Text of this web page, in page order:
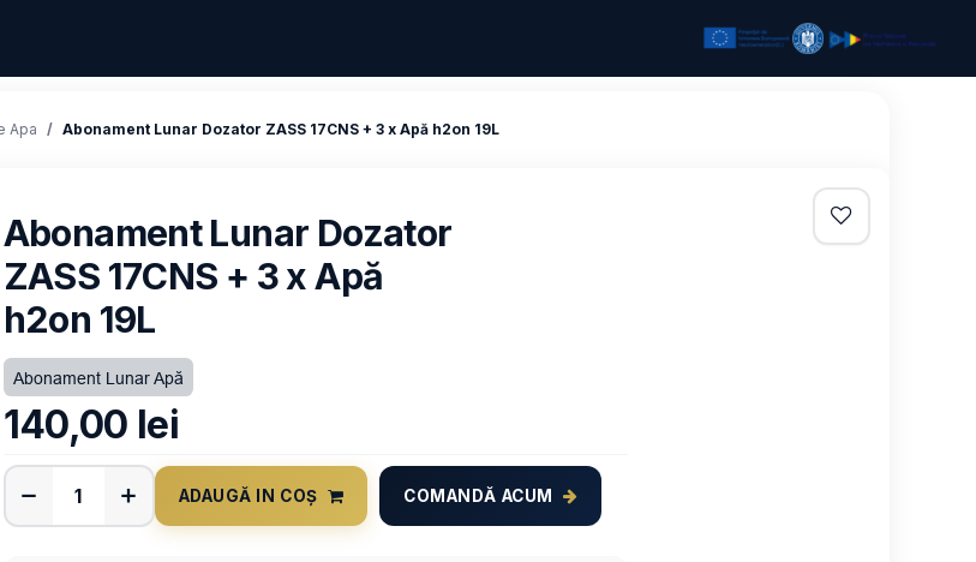
Apa Abonament Lunar Dozator ZASS 17CNS + 3 x Apă h2on 19L
Abonament Lunar Dozator
ZASS 17CNS + 3 x Apă
h2on 19L
Abonament Lunar Apă
140,00 lei
ADAUGĂ IN COȘ COMANDĂ ACUM